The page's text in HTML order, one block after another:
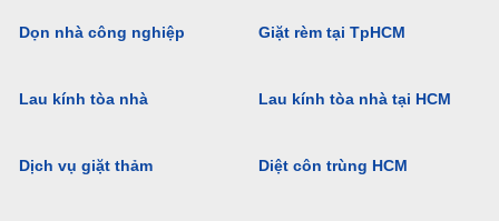
Dọn nhà công nghiệp
Lau kính tòa nhà
Dịch vụ giặt thảm
Giặt rèm tại TpHCM
Lau kính tòa nhà tại HCM
Diệt côn trùng HCM